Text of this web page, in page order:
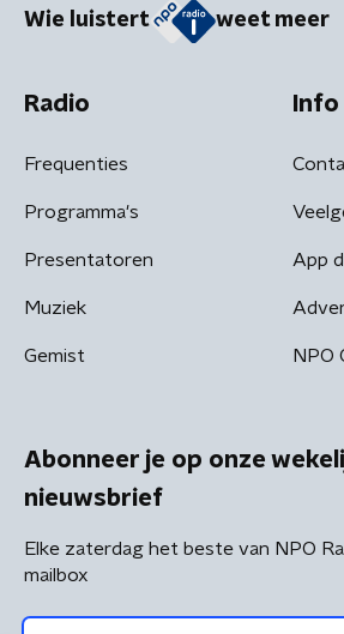
Wie luistert weet meer
Radio
Frequenties
Programma's
Presentatoren
Muziek
Gemist
Info
App
NPO
Abonneer je op onze
nieuwsbrief
Elke zaterdag het beste van NPO
mailbox